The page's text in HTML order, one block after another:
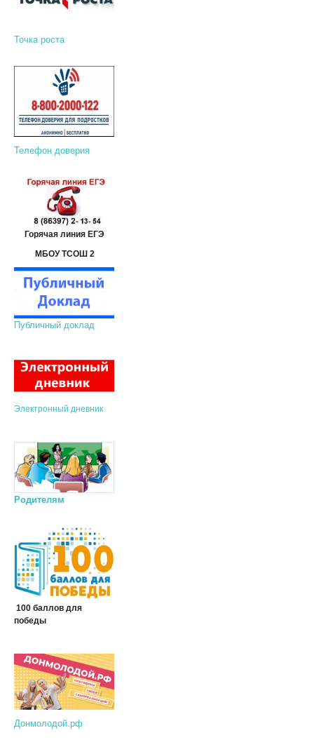
Точка роста
Телефон доверия
Горячая линия ЕГЭ
МБОУ ТСОШ 2
Публичный доклад
Электронный дневник
Родителям
100 баллов для
победы
Донмолодой.рф